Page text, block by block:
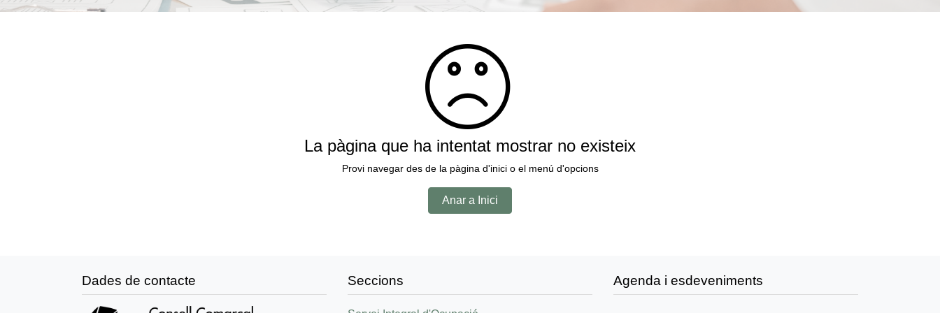
La pàgina que ha intentat mostrar no existeix
Provi navegar des de la pàgina d'inici o el menú d'opcions
Anar a Inici
Dades de contacte Seccions Agenda i esdeveniments